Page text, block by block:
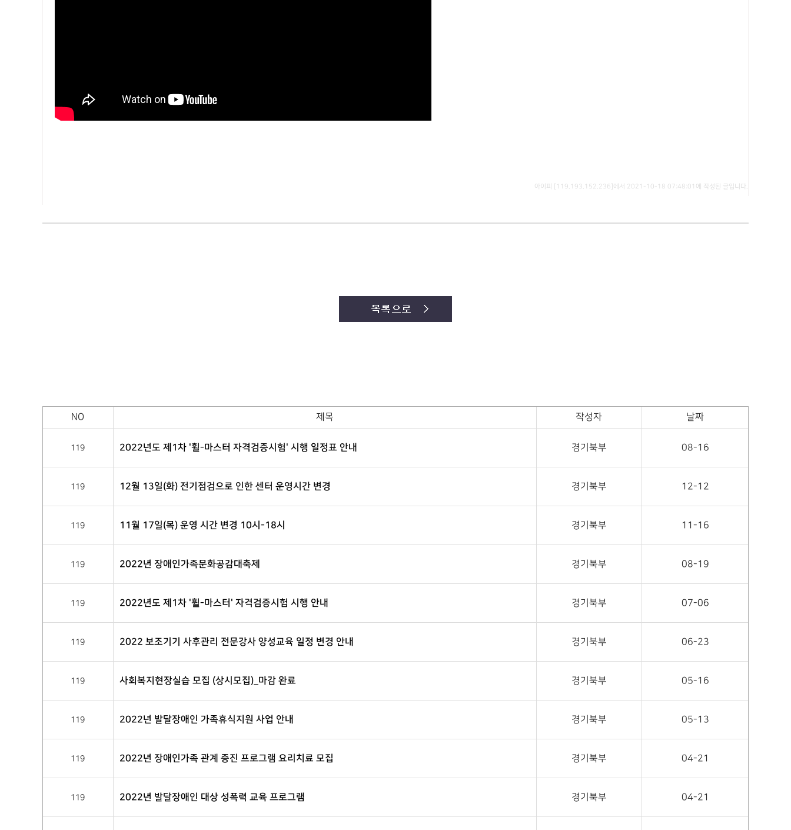
아이피 [119.193.152.236]에서 2021-10-18 07:48:01에 작성된 글입니다.
NO 제목 작성자 날짜
119 2022년도 제1차 '휠-마스터 자격검증시험' 시행 일정표 안내 경기북부 08-16
119 12월 13일(화) 전기점검으로 인한 센터 운영시간 변경 경기북부 12-12
119 11월 17일(목) 운영 시간 변경 10시-18시 경기북부 11-16
119 2022년 장애인가족문화공감대축제 경기북부 08-19
119 2022년도 제1차 '휠-마스터' 자격검증시험 시행 안내 경기북부 07-06
119 2022 보조기기 사후관리 전문강사 양성교육 일정 변경 안내 경기북부 06-23
119 사회복지현장실습 모집 (상시모집)_마감 완료 경기북부 05-16
119 2022년 발달장애인 가족휴식지원 사업 안내 경기북부 05-13
119 2022년 장애인가족 관계 증진 프로그램 요리치료 모집 경기북부 04-21
119 2022년 발달장애인 대상 성폭력 교육 프로그램 경기북부 04-21